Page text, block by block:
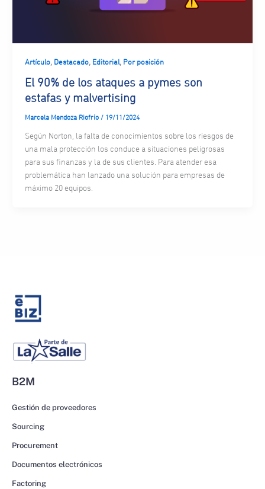
Artículo, Destacado, Editorial, Por posición
El 90% de los ataques a pymes son
estafas y malvertising
Marcela Mendoza Riofrío / 19/11/2024
Según Norton, la falta de conocimientos sobre los riesgos de
una mala protección los conduce a situaciones peligrosas
para sus finanzas y la de sus clientes. Para atender esa
problemática han lanzado una solución para empresas de
máximo 20 equipos.
B2M
Gestión de proveedores
Sourcing
Procurement
Documentos electrónicos
Factoring